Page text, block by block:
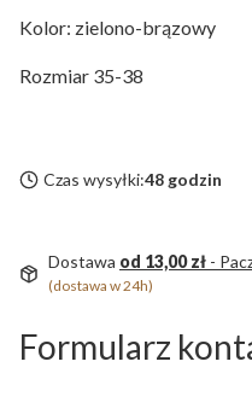
Kolor: zielono-brązowy
Rozmiar 35-38
Czas wysyłki:48 godzin
Dostawa od 13,00 zł -
(dostawa w 24h)
Formularz